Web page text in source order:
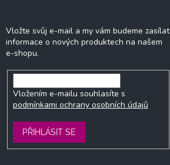
Vložte svůj e-mail a my vám budeme zasílat
informace o nových produktech na našem
e-shopu.
Vložením e-mailu souhlasíte s
podmínkami ochrany osobních údajů
PŘIHLÁSIT SE